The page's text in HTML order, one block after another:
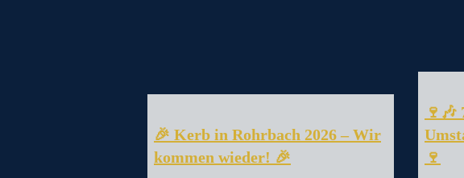
🎉 Kerb in Rohrbach 2026 – Wir
kommen wieder! 🎉
🍷🎶
🍷